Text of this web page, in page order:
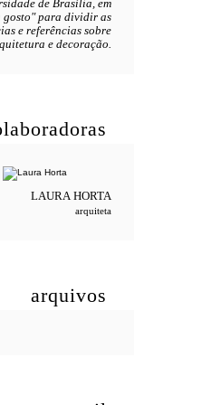
de Brasília, em
gosto" para dividir as
e referências sobre
e decoração.
LAURAHORTA
arquiteta
arquivos